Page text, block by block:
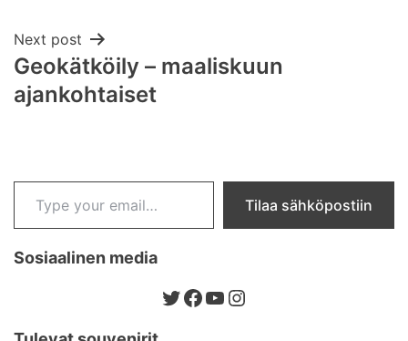
Next post
Geokätköily – maaliskuun
ajankohtaiset
Type your email…
Tilaa sähköpostiin
Sosiaalinen media
Twitter
Facebook
YouTube
Instagram